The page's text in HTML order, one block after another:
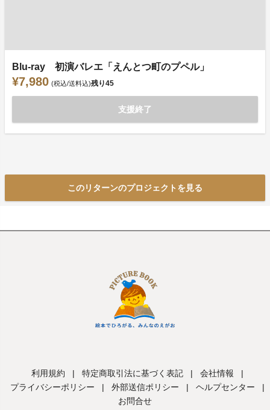
Blu-ray 初演バレエ「えんとつ町のプペル」
¥7,980 (税込/送料込)残り45
支援終了
このリターンのプロジェクトを見る
利用規約 | 特定商取引法に基づく表記 | 会社情報
|
プライバシーポリシー
| 外部送信ポリシー | ヘルプセンター
|
お問合せ